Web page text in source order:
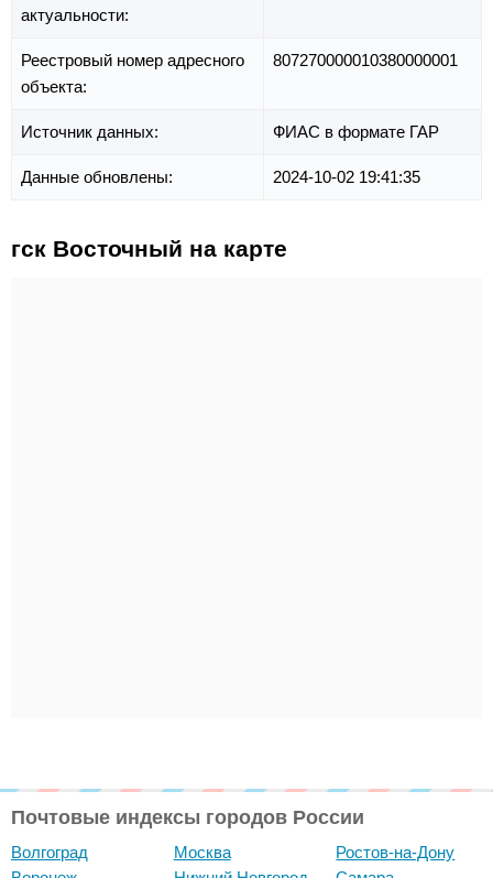
актуальности:
Реестровый номер адресного
объекта:
807270000010380000001
Источник данных: ФИАС в формате ГАР
Данные обновлены: 2024-10-02 19:41:35
гск Восточный на карте
Почтовые индексы городов России
Волгоград
Москва
Ростов-на-Дону